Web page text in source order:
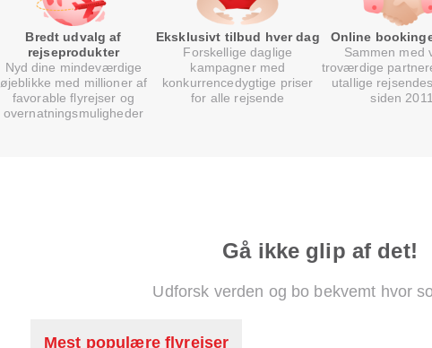
Bredt udvalg af
rejseprodukter
Nyd dine mindeværdige
øjeblikke med millioner af
favorable flyrejser og
overnatningsmuligheder
Eksklusivt tilbud hver dag
Forskellige daglige
kampagner med
konkurrencedygtige priser
for alle rejsende
Online
Sammen med
troværdige
utallige
siden 2011
Gå ikke glip af det!
Udforsk verden og bo bekvemt hvor
Mest populære flyrejser